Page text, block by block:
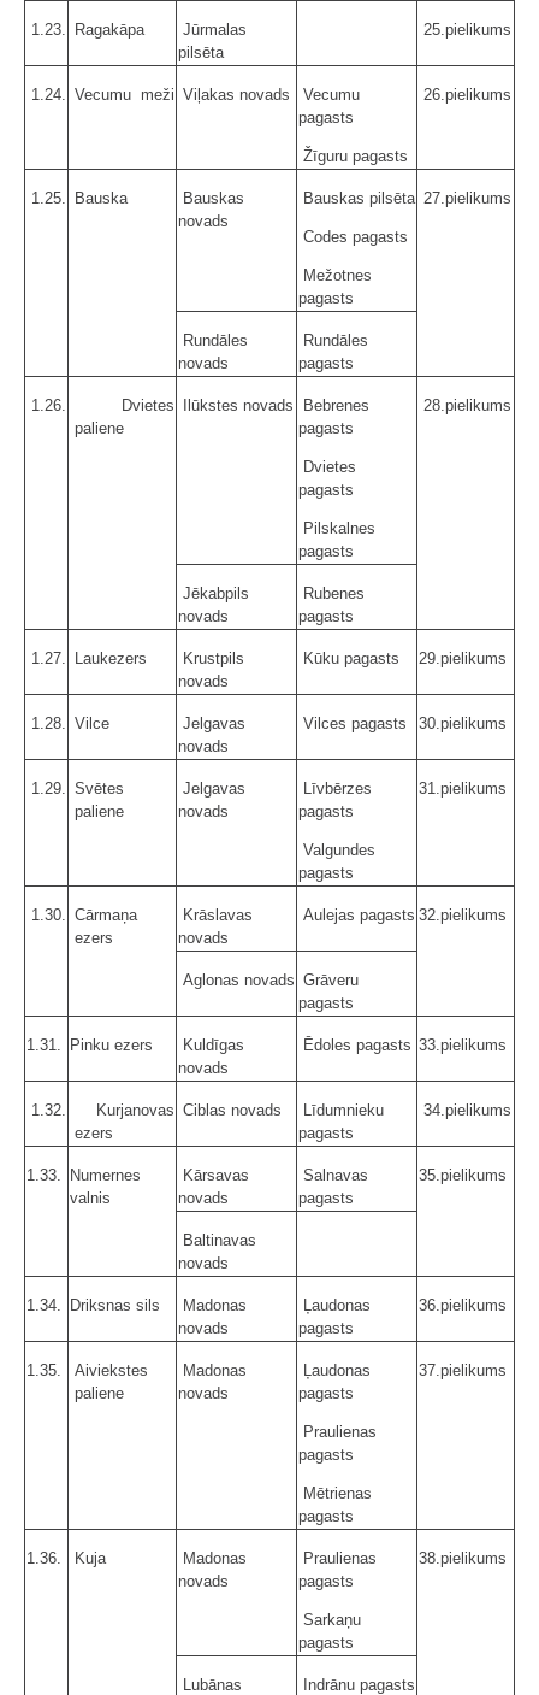
1.23. Ragakāpa
Jūrmalas
pilsēta
25.pielikums
1.24. Vecumu meži Viļakas novads
Vecumu
pagasts
Žīguru pagasts
26.pielikums
1.25. Bauska
Bauskas
novads
Bauskas pilsēta
Codes pagasts
Mežotnes
pagasts
27.pielikums
Rundāles
novads
Rundāles
pagasts
1.26.
Dvietes
paliene
Ilūkstes novads
Bebrenes
pagasts
Dvietes
pagasts
Pilskalnes
pagasts
28.pielikums
Jēkabpils
novads
Rubenes
pagasts
1.27. Laukezers
Krustpils
novads
Kūku pagasts 29.pielikums
1.28. Vilce
Jelgavas
novads
Vilces pagasts 30.pielikums
1.29.
Svētes
paliene
Jelgavas
novads
Līvbērzes
pagasts
Valgundes
pagasts
31.pielikums
1.30.
Cārmaņa
ezers
Krāslavas
novads
Aulejas pagasts 32.pielikums
Aglonas novads Grāveru
pagasts
1.31. Pinku ezers
Kuldīgas
novads
Ēdoles pagasts 33.pielikums
1.32.
Kurjanovas
ezers
Ciblas novads
Līdumnieku
pagasts
34.pielikums
1.33.
Numernes
valnis
Kārsavas
novads
Salnavas
pagasts
35.pielikums
Baltinavas
novads
1.34. Driksnas sils
Madonas
novads
Ļaudonas
pagasts
36.pielikums
1.35.
Aiviekstes
paliene
Madonas
novads
Ļaudonas
pagasts
Praulienas
pagasts
Mētrienas
pagasts
37.pielikums
1.36. Kuja
Madonas
novads
Praulienas
pagasts
Sarkaņu
pagasts
38.pielikums
Lubānas
Indrānu pagasts